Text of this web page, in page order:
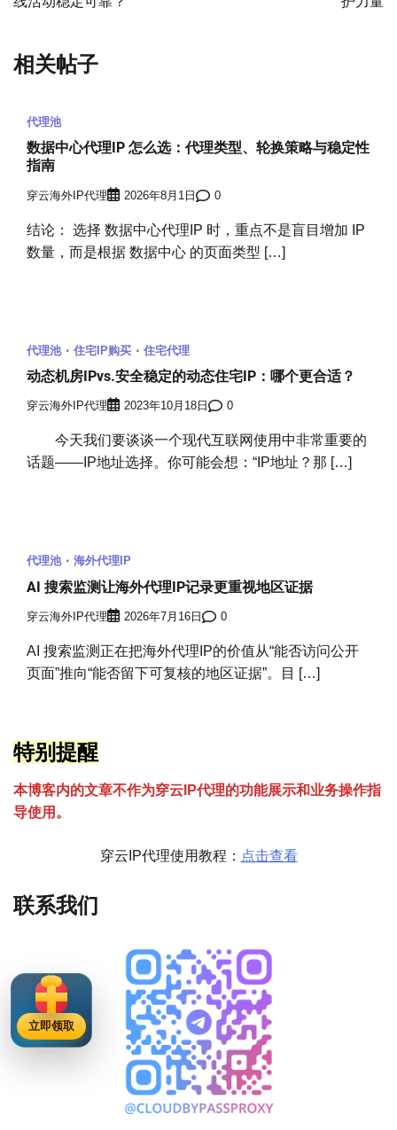
导
相关帖子
代理池
数据中心代理IP 怎么选：代理类型、轮换策略与稳定性
指南
穿云海外IP代理 2026年8月1日 0
结论： 选择 数据中心代理IP 时，重点不是盲目增加 IP
数量，而是根据 数据中心 的页面类型 […]
代理池 住宅IP购买 住宅代理
动态机房IPvs.安全稳定的动态住宅IP：哪个更合适？
穿云海外IP代理 2023年10月18日 0
今天我们要谈谈一个现代互联网使用中非常重要的
话题——IP地址选择。你可能会想：“IP地址？那 […]
代理池 海外代理IP
AI 搜索监测让海外代理IP记录更重视地区证据
穿云海外IP代理 2026年7月16日 0
AI 搜索监测正在把海外代理IP的价值从“能否访问公开
页面”推向“能否留下可复核的地区证据”。目 […]
特别提醒
本博客内的文章不作为穿云 P代理的功能展示和业务操作指
导使用。
穿云IP代理使用教程： 点击查看
联系我们
立即领取